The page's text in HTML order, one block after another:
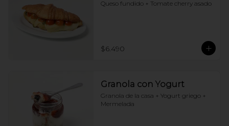
Queso fundido + Tomate cherry asado
$6.490
Granola con Yogurt
Granola de la casa + Yogurt griego +
Mermelada